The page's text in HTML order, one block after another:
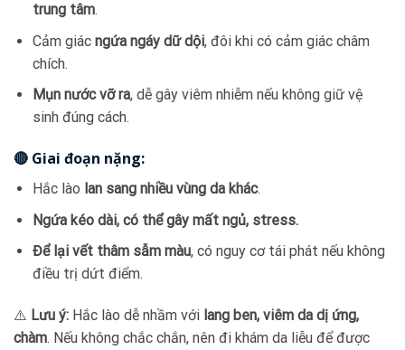
trung tâm.
Cảm giác ngứa ngáy dữ dội, đôi khi có cảm giác châm
chích.
Mụn nước vỡ ra, dễ gây viêm nhiễm nếu không giữ vệ
sinh đúng cách.
🔴 Giai đoạn nặng:
Hắc lào lan sang nhiều vùng da khác.
Ngứa kéo dài, có thể gây mất ngủ, stress.
Để lại vết thâm sẫm màu, có nguy cơ tái phát nếu không
điều trị dứt điểm.
⚠️ Lưu ý: Hắc lào dễ nhầm với lang ben, viêm da dị ứng,
chàm. Nếu không chắc chắn, nên đi khám da liễu để được